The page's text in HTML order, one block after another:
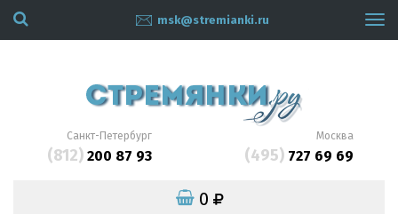
msk@stremianki.ru
Санкт-Петербург
(812) 200 87 93
Москва
(495)727 69 69
0